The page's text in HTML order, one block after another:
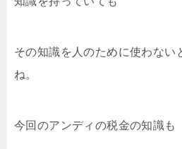
その知識を人のために使わない
ね。
今回のアンディの税金の知識も